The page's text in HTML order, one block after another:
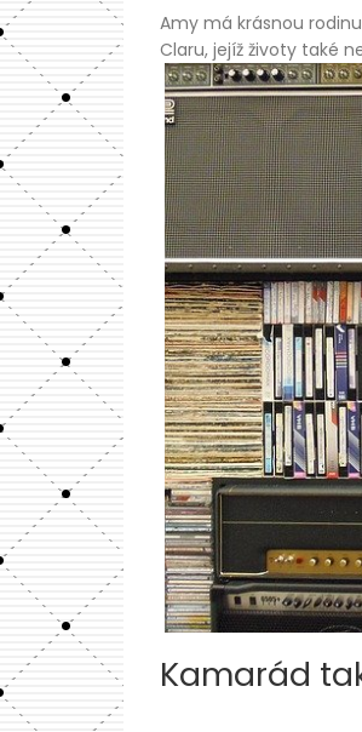
Amy má krásnou
Claru, jejíž životy také
Kamarád